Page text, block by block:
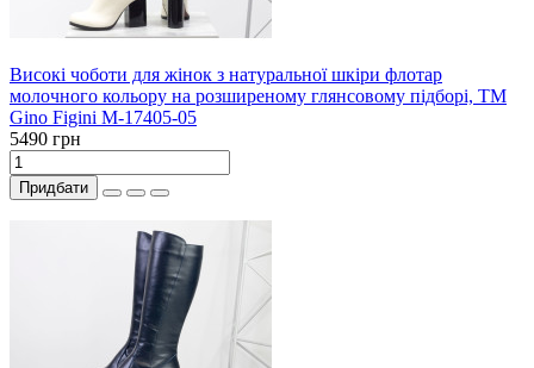
Високі чоботи для жінок з натуральної шкіри флотар
молочного кольору на розширеному глянсовому підборі, ТМ
Gino Figini М-17405-05
5490 грн
Придбати